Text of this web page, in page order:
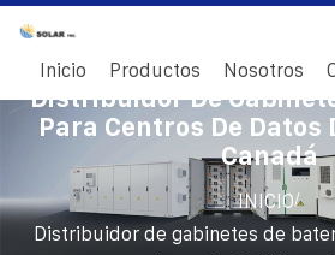
Inicio Productos Nosotros
Distribuidor De
Para Centros De Datos
Canadá
INICIO/
Distribuidor de gabinetes de